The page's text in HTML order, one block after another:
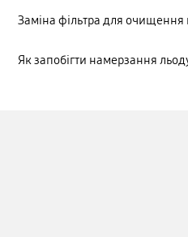
Заміна фільтра для
Як запобігти намерзання